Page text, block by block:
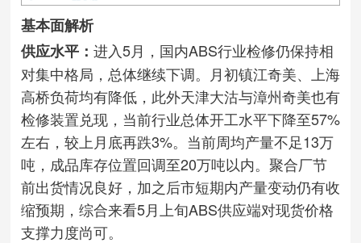
基本面解析
供应水平： 进入5月，国内ABS行业检修仍保持相
对集中格局，总体继续下调。月初镇江奇美、上海
高桥负荷均有降低，此外天津大沽与漳州奇美也有
检修装置兑现，当前行业总体开工水平下降至57%
左右，较上月底再跌3%。当前周均产量不足13万
吨，成品库存位置回调至20万吨以内。聚合厂节
前出货情况良好，加之后市短期内产量变动仍有收
缩预期，综合来看5月上旬ABS供应端对现货价格
支撑力度尚可。